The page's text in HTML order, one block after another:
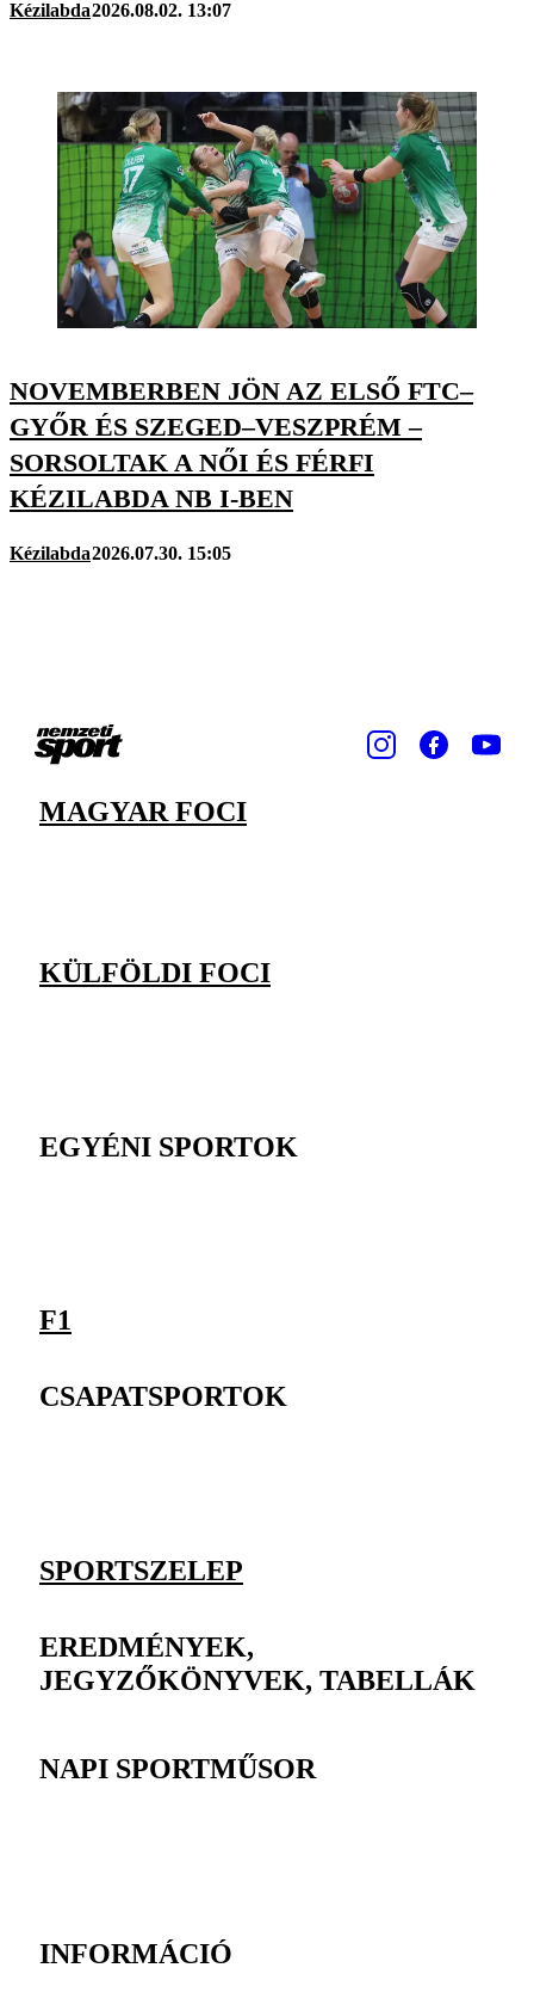
Kézilabda2026.08.02. 13:07
NOVEMBERBEN JÖN AZ ELSŐ FTC–
GYŐR ÉS SZEGED–VESZPRÉM –
SORSOLTAK A NŐI ÉS FÉRFI
KÉZILABDA NB I-BEN
Kézilabda2026.07.30. 15:05
MAGYAR FOCI
KÜLFÖLDI FOCI
EGYÉNI SPORTOK
F1
CSAPATSPORTOK
SPORTSZELEP
EREDMÉNYEK,
JEGYZŐKÖNYVEK, TABELLÁK
NAPI SPORTMŰSOR
INFORMÁCIÓ